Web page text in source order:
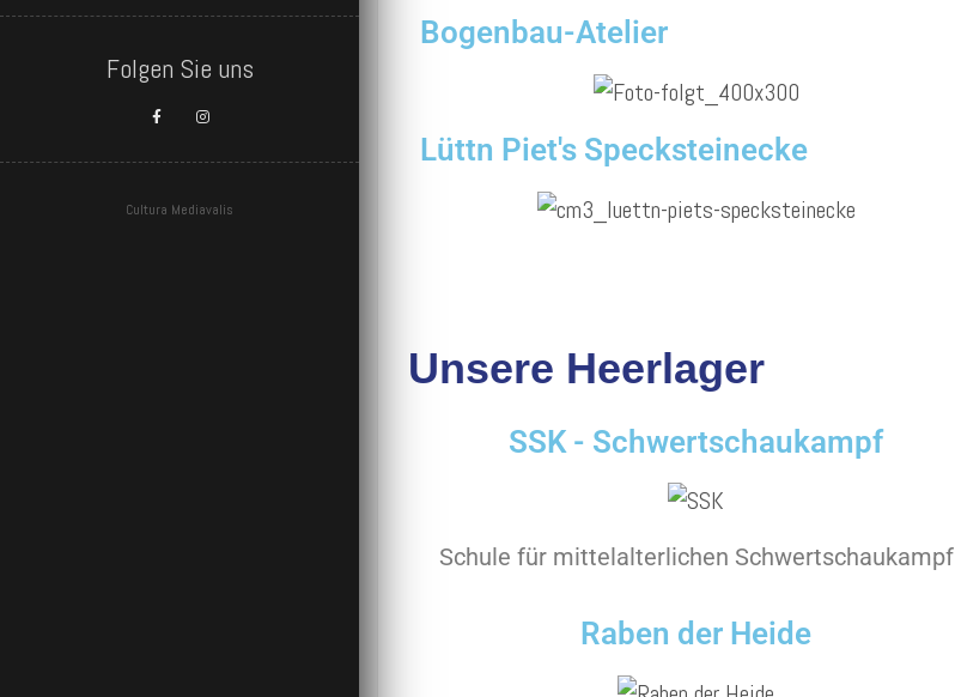
Folgen Sie uns
Cultura Mediavalis
Bogenbau-Atelier
Lüttn Piet's Specksteinecke
Unsere Heerlager
SSK - Schwertschaukampf
Schule für mittelalterlichen Schwertschaukampf
Raben der Heide